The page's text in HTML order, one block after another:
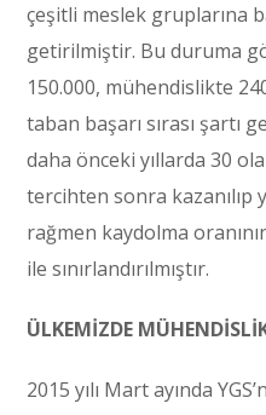
çeşitli meslek gruplarına
getirilmiştir. Bu duruma
150.000, mühendislikte
taban başarı sırası şartı
daha önceki yıllarda 30
tercihten sonra kazanılıp
rağmen kaydolma
ile sınırlandırılmıştır.
ÜLKEMİZDE
2015 yılı Mart ayında